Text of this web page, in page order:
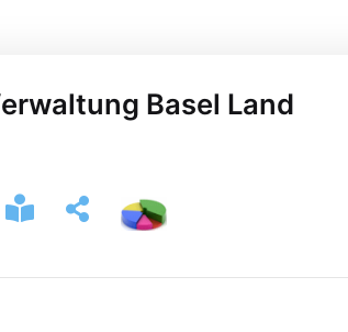
Basel Land